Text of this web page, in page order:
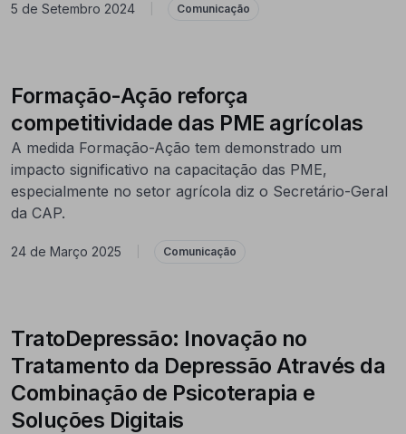
5 de Setembro 2024 Comunicação
Formação-Ação reforça
competitividade das PME agrícolas
A medida Formação-Ação tem demonstrado um
impacto significativo na capacitação das PME,
especialmente no setor agrícola diz o Secretário-Geral
da CAP.
24 de Março 2025 Comunicação
TratoDepressão: Inovação no
Tratamento da Depressão Através da
Combinação de Psicoterapia e
Soluções Digitais